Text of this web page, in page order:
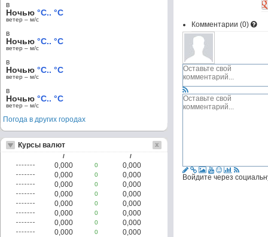
Комментарии (0)
Войдите через
в
Ночью °C.. °C
ветер – м/c
в
Ночью °C.. °C
ветер – м/c
в
Ночью °C.. °C
ветер – м/c
в
Ночью °C.. °C
ветер – м/c
Погода в других городах
Курсы валют
/ /
0,000 0
0,000
0,000
0
0,000
0,000
0
0,000
0,000
0
0,000
0,000
0
0,000
0,000
0
0,000
0,000
0
0,000
0,000
0
0,000